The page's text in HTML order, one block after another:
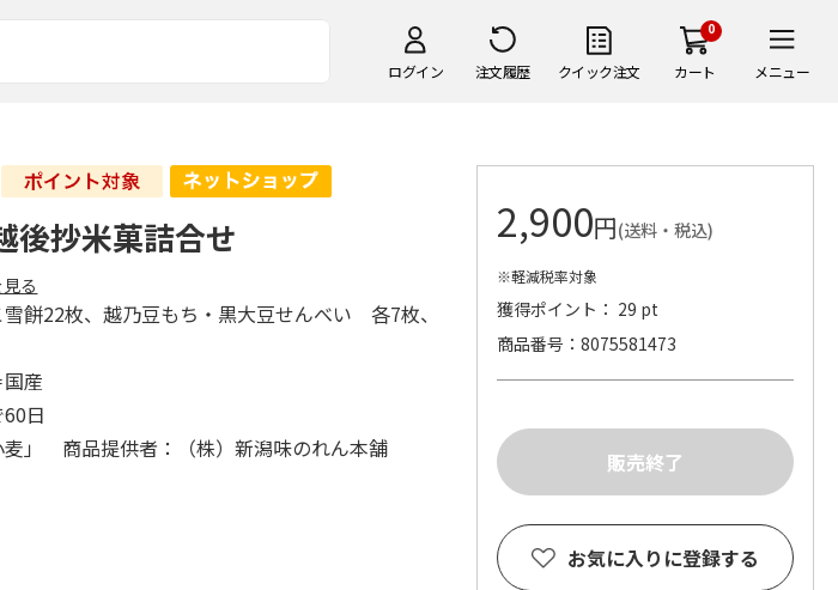
ログイン 注文履歴 クイック注文
0
カート メニュー
後抄米菓詰合せ
る
餅22枚、越乃豆もち・黒大豆せんべい 各7枚、
国産
60日
」 商品提供者：（株）新潟味のれん本舗
2,900円(送料・税込)
※軽減税率対象
獲得ポイント： 29 pt
商品番号
8075581473
お気に入りに登録する